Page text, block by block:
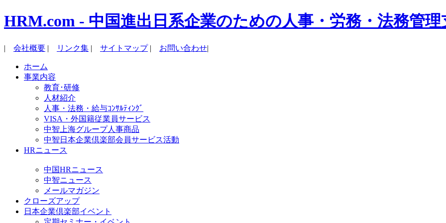
HRM.com - 中国進出日系企業のための人事・労務・法務管理
| 会社概要 | リンク集 | サイトマップ| お問い合わせ|
ホーム
事業内容
教育･研修
人材紹介
人事・法務・給与ｺﾝｻﾙﾃｨﾝｸﾞ
VISA・外国籍従業員サービス
中智上海グループ人事商品
中智日本企業倶楽部会員サービス活動
HRニュース
中国HRニュース
中智ニュース
メールマガジン
クローズアップ
日本企業倶楽部イベント